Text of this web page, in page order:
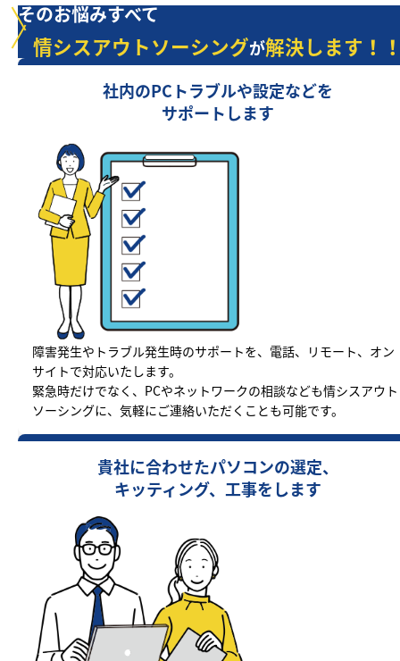
そのお悩みすべて
情シスアウトソーシングが解決します！
社内のPCトラブルや設定などを
サポートします
障害発生やトラブル発生時のサポートを、電話、リモート、オン
サイトで対応いたします。
緊急時だけでなく、PCやネットワークの相談なども情シスアウト
ソーシングに、気軽にご連絡いただくことも可能です。
貴社に合わせたパソコンの選定、
キッティング、工事をします